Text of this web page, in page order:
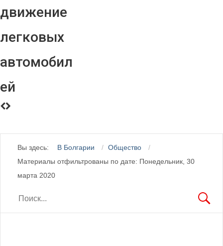
движение
легковых
автомобил
ей
Вы здесь: В Болгарии
Общество
Материалы отфильтрованы по дате: Понедельник, 30
марта 2020